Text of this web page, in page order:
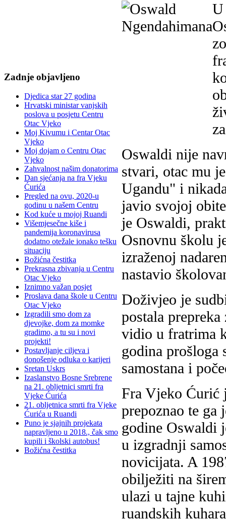
Zadnje objavljeno
Djedica star 27 godina
Hrvatski ministar vanjskih
poslova u posjetu Centru
Otac Vjeko
Moj Kivumu i Centar Otac
Vjeko
Moj dojam o Centru Otac
Vjeko
Zahvalnost našim donatorima
Dan sjećanja na fra Vjeku
Ćurića
Pregled na ovu, 2020-u
godinu u našem Centru
Kod kuće u mojoj Ruandi
Višemjesečne kiše i
pandemija koronavirusa
dodatno otežale ionako tešku
situaciju
Božićna čestitka
Prekrasna zbivanja u Centru
Otac Vjeko
Iznimno važan posjet
Proslava dana škole u Centru
Otac Vjeko
Izgradili smo dom za
djevojke, dom za momke
gradimo, a tu su i novi
projekti!
Postavljanje ciljeva i
donošenje odluka o karijeri
Sretan Uskrs
Izaslanstvo Bosne Srebrene
na 21. obljetnici smrti fra
Vjeke Ćurića
21. obljetnica smrti fra Vjeke
Ćurića u Ruandi
Puno je sjajnih projekata
napravljeno u 2018., čak smo
kupili i školski autobus!
Božićna čestitka
U
Oswaldi nije
stvari, otac mu
Ugandu" i
javio svojoj
je Oswaldi,
Osnovnu školu
izraženoj
nastavio
Doživjeo je
postala
vidio u fratrima
godina prošloga
samostana i
Fra Vjeko Ćurić
prepoznao te ga
godine Oswaldi
u izgradnji
novicijata. A
obilježiti na
ulazi u tajne
ruandskih